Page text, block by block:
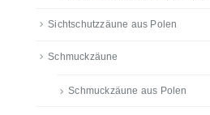
Sichtschutzzäune aus Polen
Schmuckzäune
Schmuckzäune aus Polen